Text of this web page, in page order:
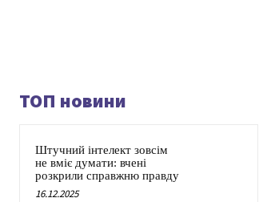
ТОП новини
Штучний інтелект зовсім
не вміє думати: вчені
розкрили справжню правду
16.12.2025